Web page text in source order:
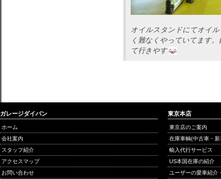
オイルスタンドにてオイル
く難なくやっていてます
て行きやす
ガレージダイバン
ホーム
会社案内
スタッフ紹介
アクセスマップ
お問い合わせ
東京本店
東京店のご案内
在庫車輌(中古車・
輸入代行サービス
US本国在庫の紹介
ユーザーの愛車紹介